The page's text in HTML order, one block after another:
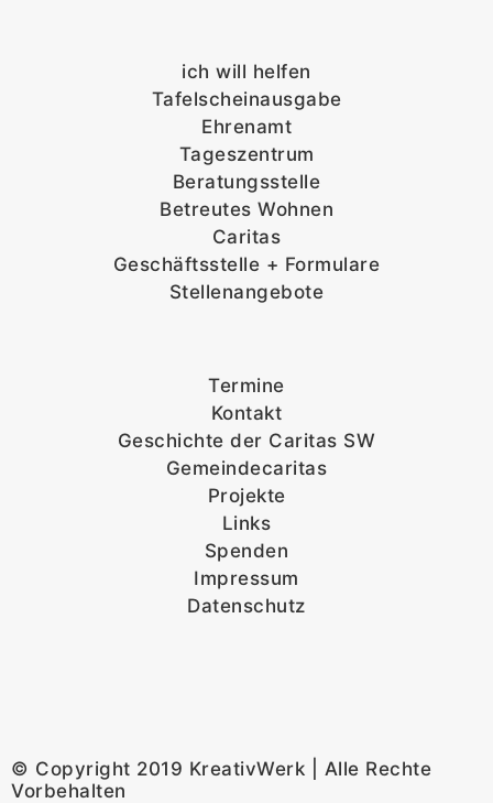
ich will helfen
Tafelscheinausgabe
Ehrenamt
Tageszentrum
Beratungsstelle
Betreutes Wohnen
Caritas
Geschäftsstelle + Formulare
Stellenangebote
Termine
Kontakt
Geschichte der Caritas SW
Gemeindecaritas
Projekte
Links
Spenden
Impressum
Datenschutz
© Copyright 2019 KreativWerk | Alle Rechte
Vorbehalten